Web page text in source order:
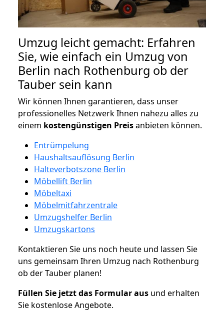
Umzug leicht gemacht: Erfahren
Sie, wie einfach ein Umzug von
Berlin nach Rothenburg ob der
Tauber sein kann
Wir können Ihnen garantieren, dass unser
professionelles Netzwerk Ihnen nahezu alles zu
einem kostengünstigen Preisanbieten können.
Entrümpelung
Haushaltsauflösung Berlin
Halteverbotszone Berlin
Möbellift Berlin
Möbeltaxi
Möbelmitfahrzentrale
Umzugshelfer Berlin
Umzugskartons
Kontaktieren Sie uns noch heute und lassen Sie
uns gemeinsam Ihren Umzug nach Rothenburg
ob der Tauber planen!
Füllen Sie jetzt das Formular aus und erhalten
Sie kostenlose Angebote.